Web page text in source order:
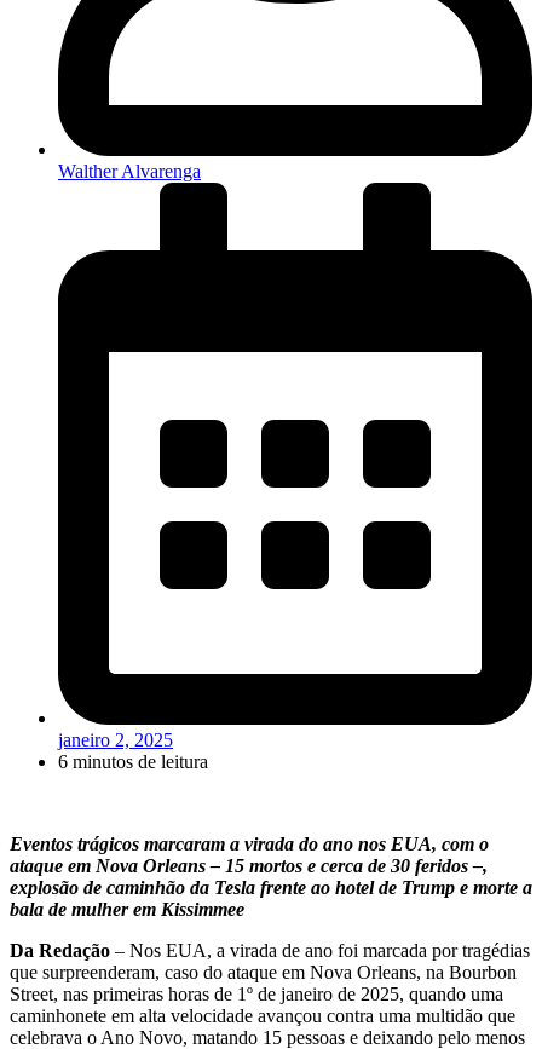
Walther Alvarenga
janeiro 2, 2025
6 minutos de leitura
Eventos trágicos marcaram a virada do ano nos EUA, com o
ataque em Nova Orleans – 15 mortos e cerca de 30 feridos –,
explosão de caminhão da Tesla frente ao hotel de Trump e morte a
bala de mulher em Kissimmee
Da Redação – Nos EUA, a virada de ano foi marcada por tragédias
que surpreenderam, caso do ataque em Nova Orleans, na Bourbon
Street, nas primeiras horas de 1º de janeiro de 2025, quando uma
caminhonete em alta velocidade avançou contra uma multidão que
celebrava o Ano Novo, matando 15 pessoas e deixando pelo menos